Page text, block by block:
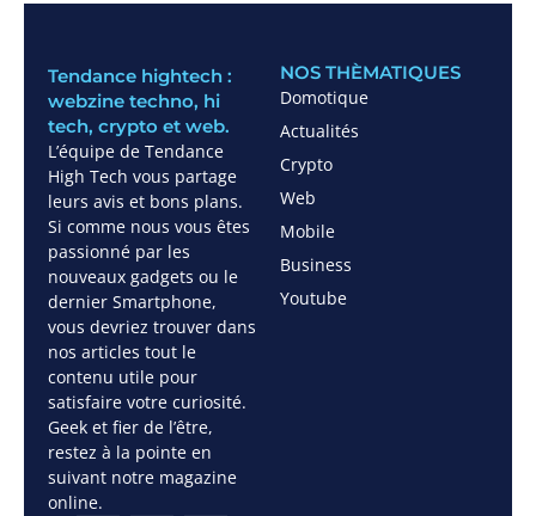
Tendance hightech :
webzine techno, hi
tech, crypto et web.
L’équipe de Tendance
High Tech vous partage
leurs avis et bons plans.
Si comme nous vous êtes
passionné par les
nouveaux gadgets ou le
dernier Smartphone,
vous devriez trouver dans
nos articles tout le
contenu utile pour
satisfaire votre curiosité.
Geek et fier de l’être,
restez à la pointe en
suivant notre magazine
online.
NOS THÈMATIQUES
Domotique
Actualités
Crypto
Web
Mobile
Business
Youtube